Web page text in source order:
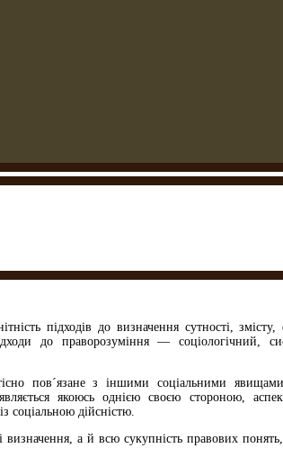
підходів до визначення сутності,
до праворозуміння — соціологічний,
пов´язане з іншими соціальними
якоюсь однією своєю стороною,
соціальною дійсністю.
а й всю сукупність правових